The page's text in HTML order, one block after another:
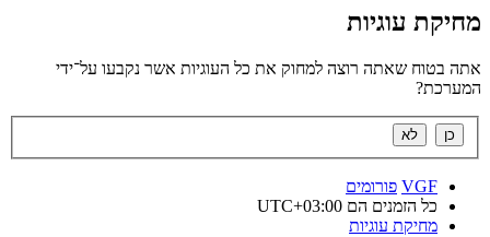
מחיקת עוגיות
אתה בטוח שאתה רוצה למחוק את כל העוגיות אשר נקבעו על־ידי
המערכת?
VGF פורומים
כל הזמנים הם UTC+03:00
מחיקת עוגיות